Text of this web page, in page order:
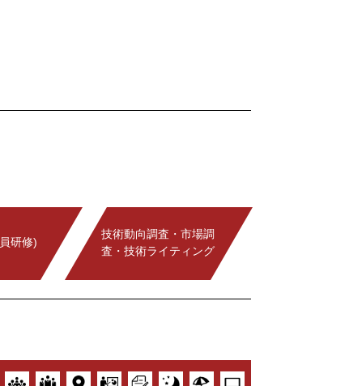
研修)
技術動向調査・市場調
査・技術ライティング